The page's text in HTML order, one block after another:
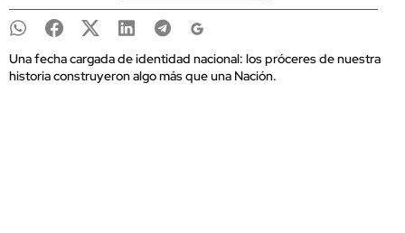
Una fecha cargada de identidad nacional: los próceres de nuestra
historia construyeron algo más que una Nación.